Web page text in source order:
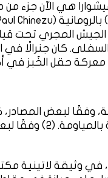
هي الآن جزء من
السفلى. كان جنرالًا
أكتوبر 1479. ويقال إنه لم يخسر
العسكرية ، كان
أول ذكر لاسمه كان عام 1464، في